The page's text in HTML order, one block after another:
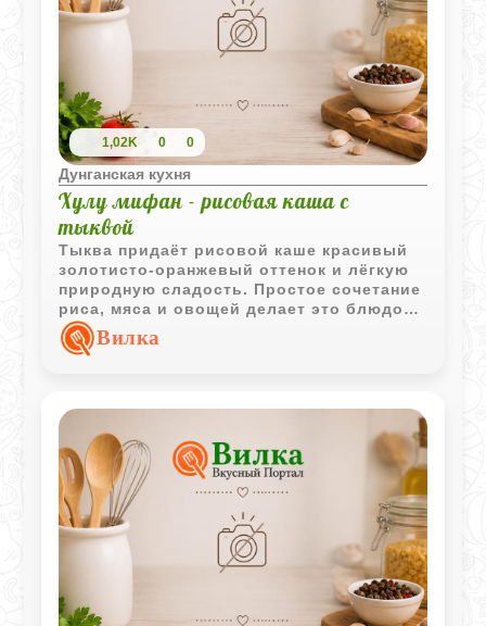
1,02K 0 0
Дунганская кухня
Хулу мифан - рисовая каша с
тыквой
Тыква придаёт рисовой каше красивый
золотисто-оранжевый оттенок и лёгкую
природную сладость. Простое сочетание
риса, мяса и овощей делает это блюдо
одновременно сытным и ароматным.
Вилка